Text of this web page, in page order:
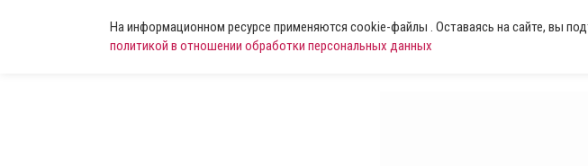
На информационном ресурсе применяются cookie-файлы . Оставаясь на сайте, вы
политикой в отношении обработки персональных данных